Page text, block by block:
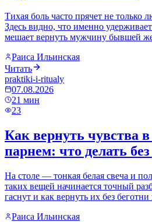
Тихая боль часто прячет не только
Здесь видно, что именно
мешает вернуть мужчину бывшей
Раиса Ильинская
Читать
praktiki-i-ritualy
07.08.2026
21 мин
23
Как вернуть чувства
парнем: что делать
На столе — тонкая белая свеча и
таких вещей начинается точный
гаснут и как вернуть их без
Раиса Ильинская